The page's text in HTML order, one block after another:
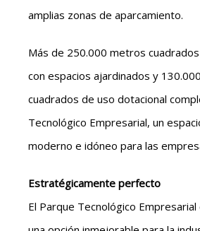
amplias zonas de aparcamiento.
Más de 250.000 metros
con espacios ajardinados y
cuadrados de uso dotacional
Tecnológico Empresarial, un
moderno e idóneo para las
Estratégicamente perfecto
El Parque Tecnológico